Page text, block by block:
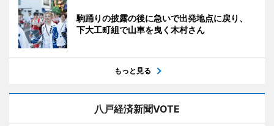
駒踊りの披露の後に急いで出発地点に戻り、
下大工町組で山車を曳く木村さん
もっと見る
八戸経済新聞VOTE